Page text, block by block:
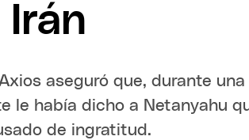
Irán
aseguró que, durante
le había dicho a Netanyahu
de ingratitud.